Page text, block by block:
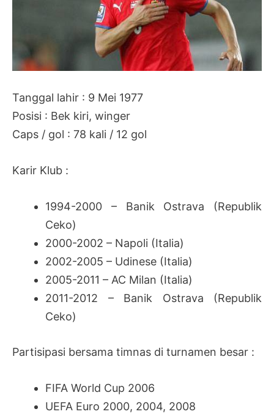
Tanggal lahir : 9 Mei 1977
Posisi : Bek kiri, winger
Caps / gol : 78 kali / 12 gol
Karir Klub :
1994-2000 – Banik Ostrava (Republik
Ceko)
2000-2002 – Napoli (Italia)
2002-2005 – Udinese (Italia)
2005-2011 – AC Milan (Italia)
2011-2012 – Banik Ostrava (Republik
Ceko)
Partisipasi bersama timnas di turnamen besar :
FIFA World Cup 2006
UEFA Euro 2000, 2004, 2008